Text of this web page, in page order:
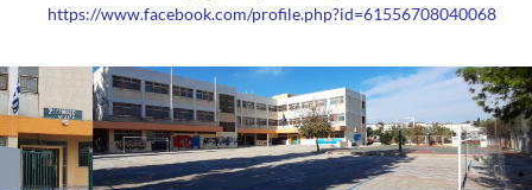
https://www.facebook.com/profile.php?id=61556708040068